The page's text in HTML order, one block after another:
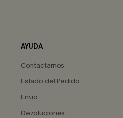
AYUDA
Contactarnos
Estado del Pedido
Envío
Devoluciones